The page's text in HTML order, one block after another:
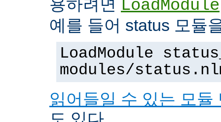
용하려면 LoadModule
예를 들어 status 모듈
LoadModule
modules/
읽어들일 수 있는 모듈